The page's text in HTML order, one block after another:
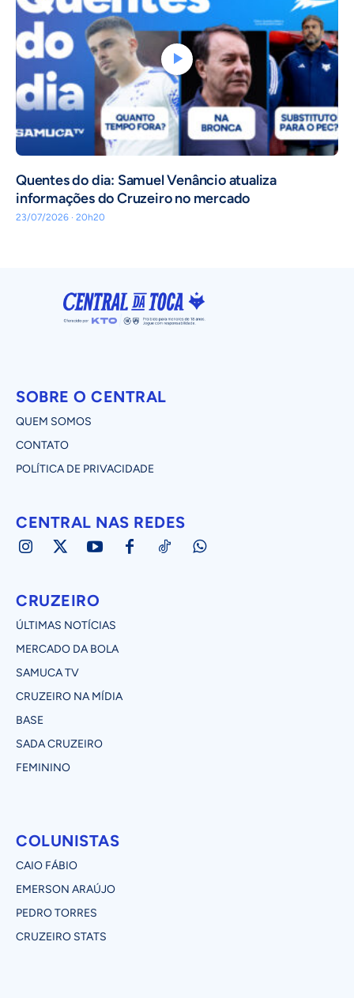
Quentes do dia: Samuel Venâncio atualiza
informações do Cruzeiro no mercado
23/07/2026 · 20h20
SOBRE O CENTRAL
QUEM SOMOS
CONTATO
POLÍTICA DE PRIVACIDADE
CENTRAL NAS REDES
CRUZEIRO
ÚLTIMAS NOTÍCIAS
MERCADO DA BOLA
SAMUCA TV
CRUZEIRO NA MÍDIA
BASE
SADA CRUZEIRO
FEMININO
COLUNISTAS
CAIO FÁBIO
EMERSON ARAÚJO
PEDRO TORRES
CRUZEIRO STATS